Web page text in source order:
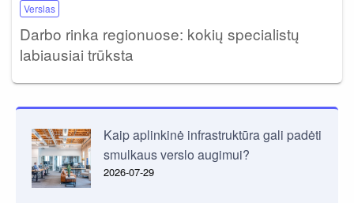
Verslas
Darbo rinka regionuose: kokių specialistų
labiausiai trūksta
Kaip aplinkinė infrastruktūra gali padėti
smulkaus verslo augimui?
2026-07-29